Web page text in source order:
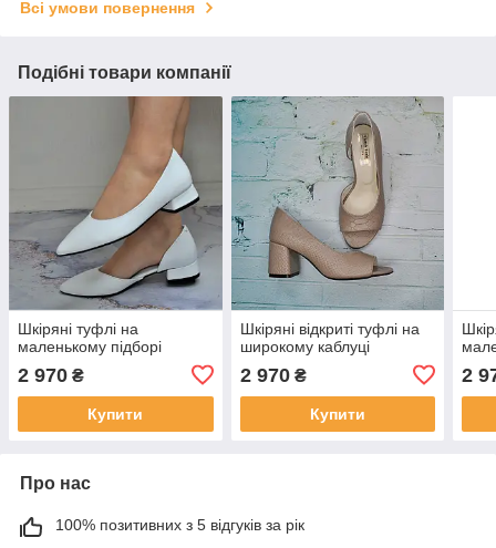
Всі умови повернення
Подібні товари компанії
Шкіряні туфлі на
маленькому підборі
2 970 ₴
Купити
Шкіряні відкриті туфлі на
широкому каблуці
2 970₴
Купити
2
Про нас
100% позитивних з 5 відгуків за рік